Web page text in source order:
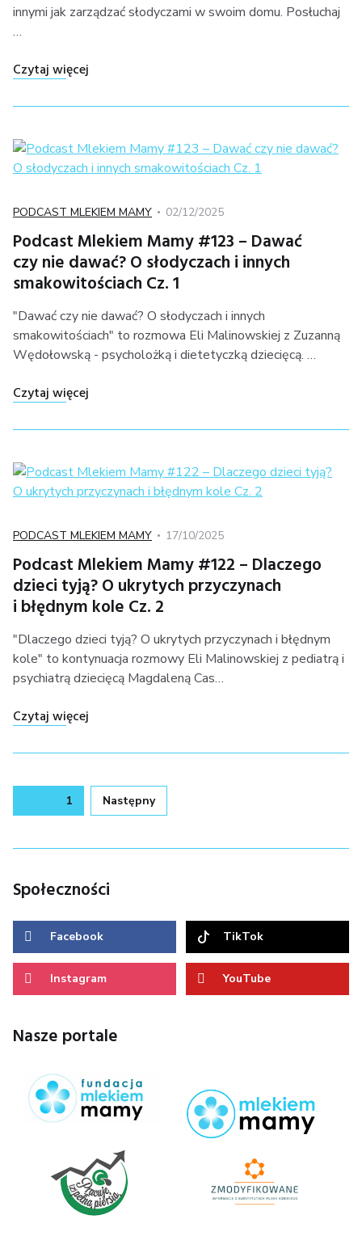
innymi jak zarządzać słodyczami w swoim domu. Posłuchaj
…
Czytaj więcej
Kategoria
PODCAST MLEKIEM MAMY
Posted
02/12/2025
Podcast Mlekiem Mamy #123 – Dawać
czy nie dawać? O słodyczach i innych
smakowitościach Cz. 1
"Dawać czy nie dawać? O słodyczach i innych
smakowitościach" to rozmowa Eli Malinowskiej z Zuzanną
Wędołowską - psycholożką i dietetyczką dziecięcą. …
Czytaj więcej
Kategoria
PODCAST MLEKIEM MAMY
Posted
17/10/2025
Podcast Mlekiem Mamy #122 – Dlaczego
dzieci tyją? O ukrytych przyczynach
i błędnym kole Cz. 2
"Dlaczego dzieci tyją? O ukrytych przyczynach i błędnym
kole" to kontynuacja rozmowy Eli Malinowskiej z pediatrą i
psychiatrą dziecięcą Magdaleną Cas…
Czytaj więcej
Stronicowanie
wpisów
1 Następny
Społeczności
Facebook TikTok
Instagram YouTube
Nasze portale